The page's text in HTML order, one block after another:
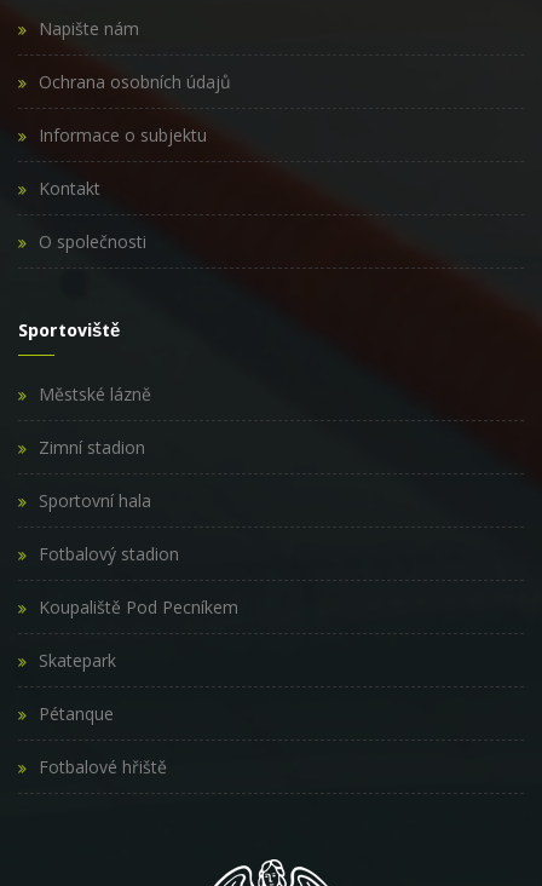
Napište nám
Ochrana osobních údajů
Informace o subjektu
Kontakt
O společnosti
Sportoviště
Městské lázně
Zimní stadion
Sportovní hala
Fotbalový stadion
Koupaliště Pod Pecníkem
Skatepark
Pétanque
Fotbalové hřiště